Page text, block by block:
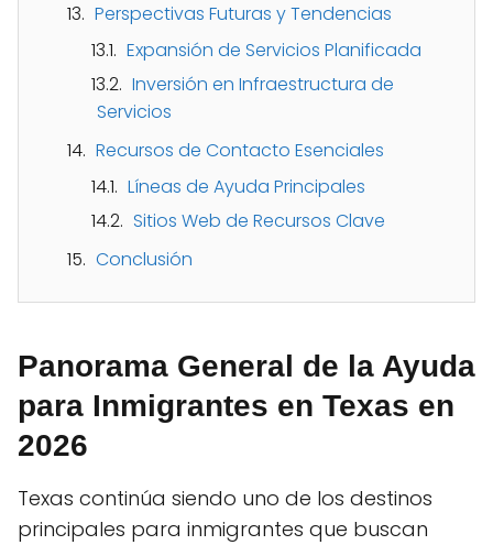
Perspectivas Futuras y Tendencias
Expansión de Servicios Planificada
Inversión en Infraestructura de
Servicios
Recursos de Contacto Esenciales
Líneas de Ayuda Principales
Sitios Web de Recursos Clave
Conclusión
Panorama General de la Ayuda
para Inmigrantes en Texas en
2026
Texas continúa siendo uno de los destinos
principales para inmigrantes que buscan